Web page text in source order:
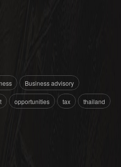
Business advisory
opportunities tax thailand